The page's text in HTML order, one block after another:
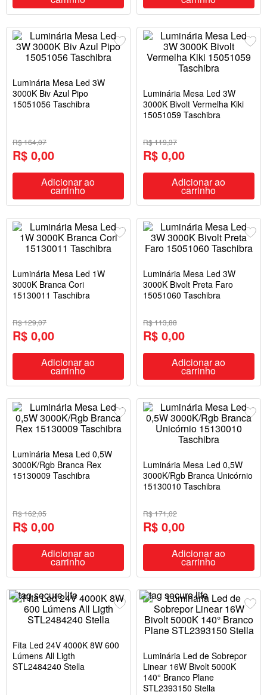
Luminária Mesa Led 3W
3000K Biv Azul Pipo
15051056 Taschibra
R$ 164,07
R$ 0,00
Adicionar ao
carrinho
Luminária Mesa Led 3W
3000K Bivolt Vermelha Kiki
15051059 Taschibra
R$ 119,37
R$ 0,00
Adicionar ao
carrinho
Luminária Mesa Led 1W
3000K Branca Cori
15130011 Taschibra
R$ 129,07
R$ 0,00
Adicionar ao
carrinho
Luminária Mesa Led 3W
3000K Bivolt Preta Faro
15051060 Taschibra
R$ 113,88
R$ 0,00
Adicionar ao
carrinho
Luminária Mesa Led 0,5W
3000K/Rgb Branca Rex
15130009 Taschibra
R$ 162,05
R$ 0,00
Adicionar ao
carrinho
Luminária Mesa Led 0,5W
3000K/Rgb Branca Unicórnio
15130010 Taschibra
R$ 171,02
R$ 0,00
Adicionar ao
carrinho
Fita Led 24V 4000K 8W 600
Lúmens All Ligth
STL2484240 Stella
Luminária Led de Sobrepor
Linear 16W Bivolt 5000K
140° Branco Plane
STL2393150 Stella